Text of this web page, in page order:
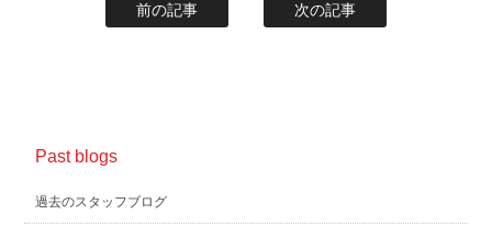
前の記事 次の記事
Past blogs
過去のスタッフブログ